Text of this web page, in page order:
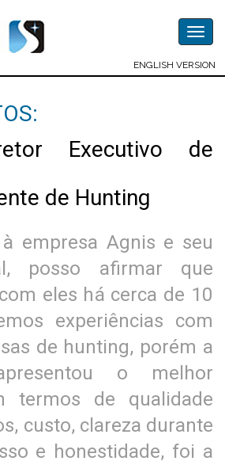
ENGLISH VERSION
Executivo de
de Hunting
empresa Agnis e seu
posso afirmar que
eles há cerca de 10
experiências com
de hunting, porém a
o melhor
termos de qualidade
custo, clareza durante
e honestidade, foi a